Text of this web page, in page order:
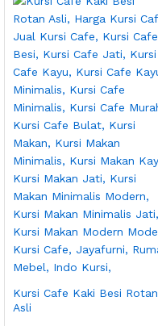
Kursi Cafe Kaki Besi Rotan
Asli